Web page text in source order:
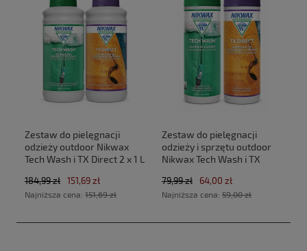
Zestaw do pielęgnacji
odzieży outdoor Nikwax
Tech Wash i TX Direct 2 x 1 L
184,99 zł 151,69 zł
Najniższa cena: 151,69 zł
Zestaw do pielęgnacji
odzieży i sprzętu outdoor
Nikwax Tech Wash i TX
79,99 zł 64,00 zł
Najniższa cena: 59,00 zł